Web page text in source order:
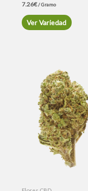
7.26€/ Gramo
Ver Variedad